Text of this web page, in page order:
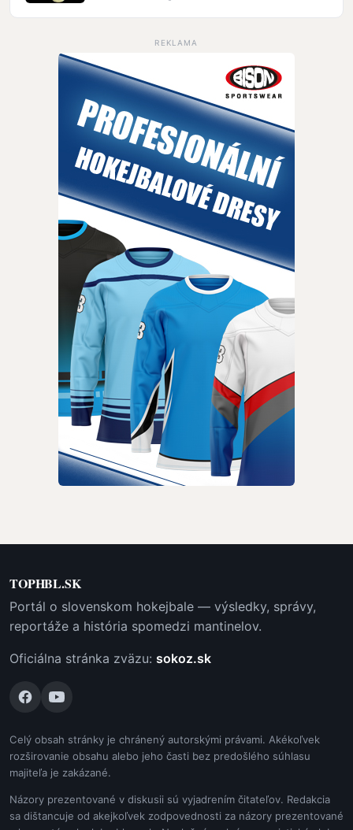
REKLAMA
TOPHBL.SK
Portál o slovenskom hokejbale — výsledky, správy,
reportáže a história spomedzi mantinelov.
Oficiálna stránka zväzu: sokoz.sk
Celý obsah stránky je chránený autorskými právami. Akékoľvek
rozširovanie obsahu alebo jeho časti bez predošlého súhlasu
majiteľa je zakázané.
Názory prezentované v diskusii sú vyjadrením čitateľov. Redakcia
sa dištancuje od akejkoľvek zodpovednosti za názory prezentované